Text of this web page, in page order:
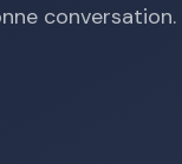
conversation.